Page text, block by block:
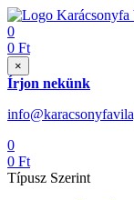
0
0 Ft
×
Írjon nekünk
0
0 Ft
Típusz Szerint